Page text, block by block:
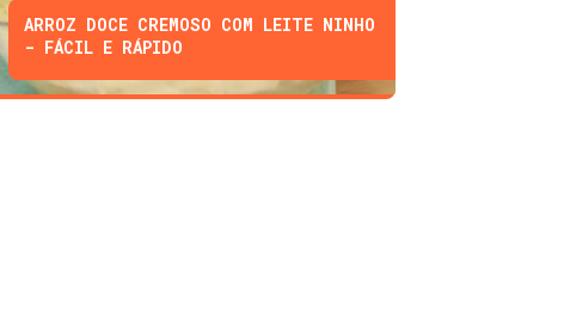
ARROZ DOCE CREMOSO COM LEITE NINHO
- FÁCIL E RÁPIDO